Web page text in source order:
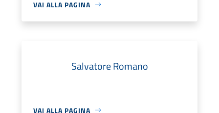
VAI ALLA PAGINA
Salvatore Romano
VAI ALLA PAGINA